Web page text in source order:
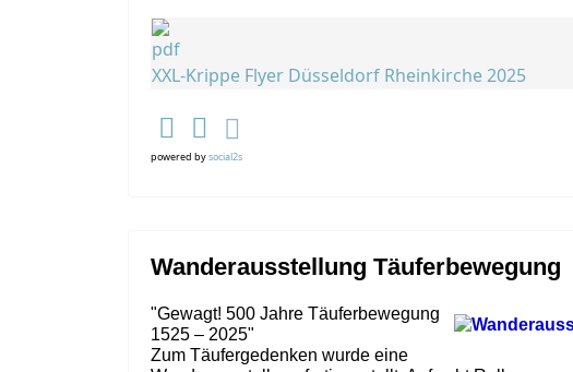
XXL-Krippe Flyer Düsseldorf Rheinkirche 2025
powered bysocial2s
Wanderausstellung Täuferbewegung
"Gewagt! 500 Jahre Täuferbewegung
1525 – 2025"
Zum Täufergedenken wurde eine